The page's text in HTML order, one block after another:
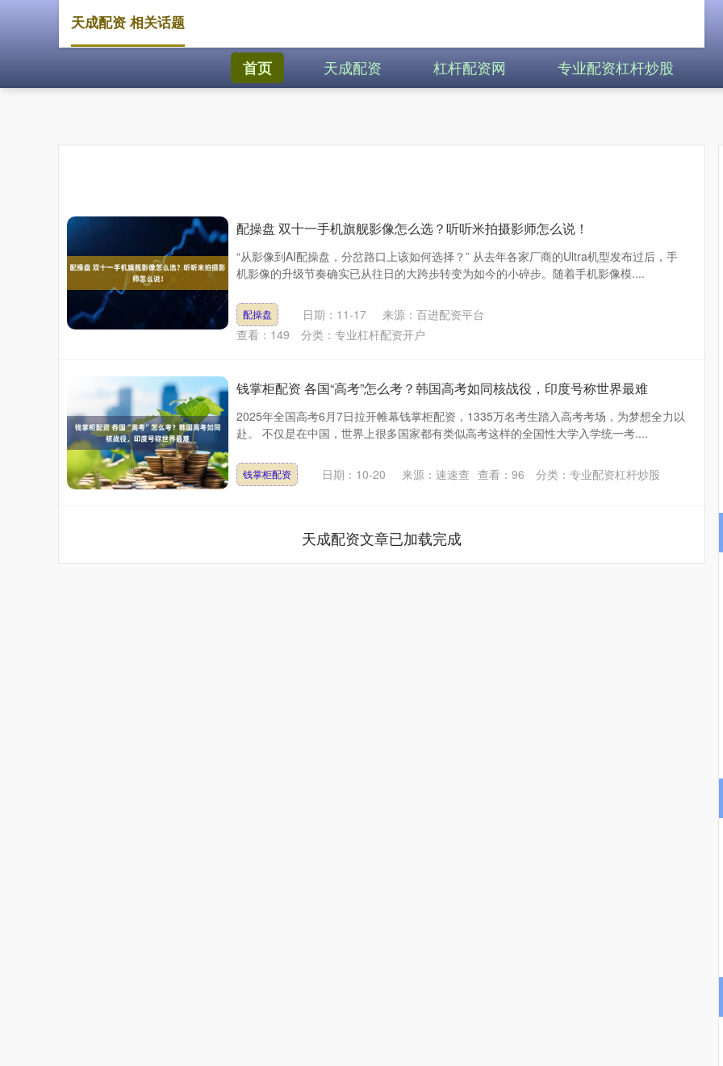
首页 天成配资 杠杆配资网 专业配资杠杆炒股
天成配资 相关话题
配操盘 双十一手机旗舰影像怎么选？听听米拍摄影师怎么说！
“从影像到AI配操盘，分岔路口上该如何选择？” 从去年各家厂商的Ultra机型发布过后，手
机影像的升级节奏确实已从往日的大跨步转变为如今的小碎步。随着手机影像模....
配操盘 日期：11-17
来源：百进配资平台
查看： 149 分类： 专业杠杆配资开户
钱掌柜配资 各国“高考”怎么考？韩国高考如同核战役，印度号称世界最难
2025年全国高考6月7日拉开帷幕钱掌柜配资，1335万名考生踏入高考考场，为梦想全力以
赴。 不仅是在中国，世界上很多国家都有类似高考这样的全国性大学入学统一考....
钱掌柜配资 日期：10-20 来源：速速查 查看： 96 分类： 专业配资杠杆炒股
天成配资文章已加载完成